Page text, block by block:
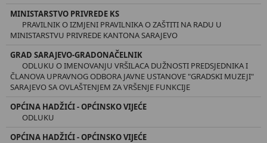
MINISTARSTVO PRIVREDE KS
PRAVILNIK O IZMJENI PRAVILNIKA O ZAŠTITI NA RADU U
MINISTARSTVU PRIVREDE KANTONA SARAJEVO
GRAD SARAJEVO-GRADONAČELNIK
ODLUKU O IMENOVANJU VRŠILACA DUŽNOSTI PREDSJEDNIKA I
ČLANOVA UPRAVNOG ODBORA JAVNE USTANOVE "GRADSKI MUZEJI"
SARAJEVO SA OVLAŠTENJEM ZA VRŠENJE FUNKCIJE
OPĆINA HADŽIĆI - OPĆINSKO VIJEĆE
ODLUKU
OPĆINA HADŽIĆI - OPĆINSKO VIJEĆE